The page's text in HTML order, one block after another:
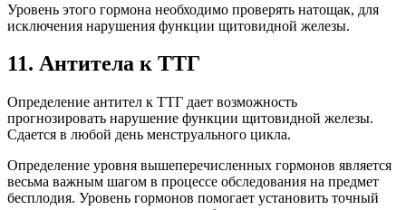
Уровень этого гормона необходимо проверять натощак, для
исключения нарушения функции щитовидной железы.
11. Антитела к ТТГ
Определение антител к ТТГ дает возможность
прогнозировать нарушение функции щитовидной железы.
Сдается в любой день менструального цикла.
Определение уровня вышеперечисленных гормонов является
весьма важным шагом в процессе обследования на предмет
бесплодия. Уровень гормонов помогает установить точный